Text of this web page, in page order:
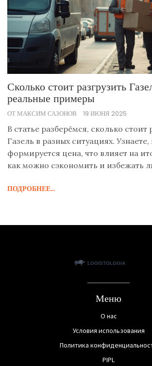
Сколько стоит разгрузить
реальные примеры
ОТ МАКСИМ САЗОНОВ 19 ИЮНЯ 2025
В статье разберёмся, сколько стоит
Газель в разных ситуациях. Узнаете,
формируется цена, что влияет на
как можно сэкономить и избежать
сотрудничестве с грузчиками и
или ждёте доставку — пригодится
ПОДРОБНЕЕ...
Меню
О нас
Условия использования
Политика
PIPL